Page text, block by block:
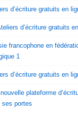
d’écriture gratuits en
d’écriture gratuits
francophone en
1
d’écriture gratuits en
plateforme
ses portes